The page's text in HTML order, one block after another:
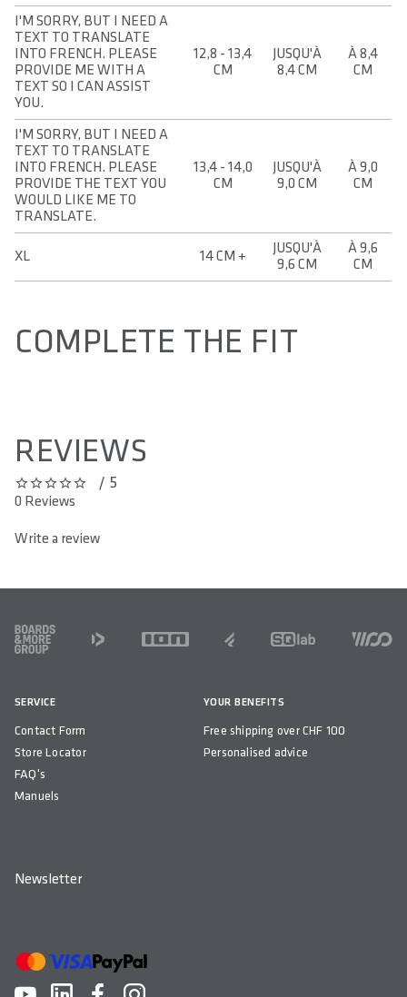
I'M SORRY, BUT I NEED A
TEXT TO TRANSLATE
INTO FRENCH. PLEASE
PROVIDE ME WITH A
TEXT SO I CAN ASSIST
YOU.
12,8 - 13,4
CM
JUSQU'À
8,4 CM
À 8,4
CM
I'M SORRY, BUT I NEED A
TEXT TO TRANSLATE
INTO FRENCH. PLEASE
PROVIDE THE TEXT YOU
WOULD LIKE ME TO
TRANSLATE.
13,4 - 14,0
CM
JUSQU'À
9,0 CM
À 9,0
CM
XL 14 CM +
JUSQU'À
9,6 CM
À 9,6
CM
COMPLETE THE FIT
REVIEWS
0 out of 5 stars/ 5
0 Reviews
Write a review
FOOTER
SERVICE
Contact Form
Store Locator
FAQ's
Manuels
YOUR BENEFITS
Free shipping over CHF 100
Personalised advice
Newsletter